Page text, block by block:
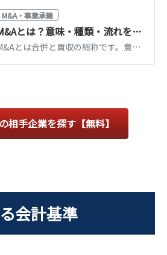
M&A・事業承継
M&Aとは？意味・種類・流れを図解でわかりやすく解説【2026年最新】
M&Aとは合併と買収の総称です。意味・目的・手法の種類・進め方の流れを図解でわかりやすく解説。中小企業の事業承継での活用や2026年の最新動向もまとめています。
相手企業を探す【無料】
会計基準